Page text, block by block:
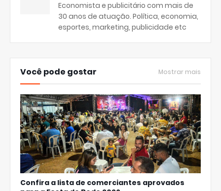
Economista e publicitário com mais de
30 anos de atuação. Política, economia,
esportes, marketing, publicidade etc
Você pode gostar Mostrar mais
Confira a lista de comerciantes aprovados